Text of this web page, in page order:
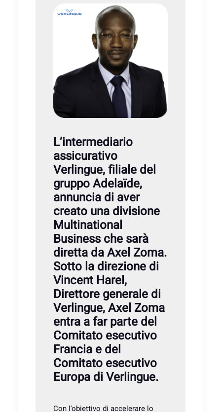
L’intermediario
assicurativo
Verlingue, filiale del
gruppo Adelaïde,
annuncia di aver
creato una divisione
Multinational
Business che sarà
diretta da Axel Zoma.
Sotto la direzione di
Vincent Harel,
Direttore generale di
Verlingue, Axel Zoma
entra a far parte del
Comitato esecutivo
Francia e del
Comitato esecutivo
Europa di Verlingue.
Con l'obiettivo di accelerare lo